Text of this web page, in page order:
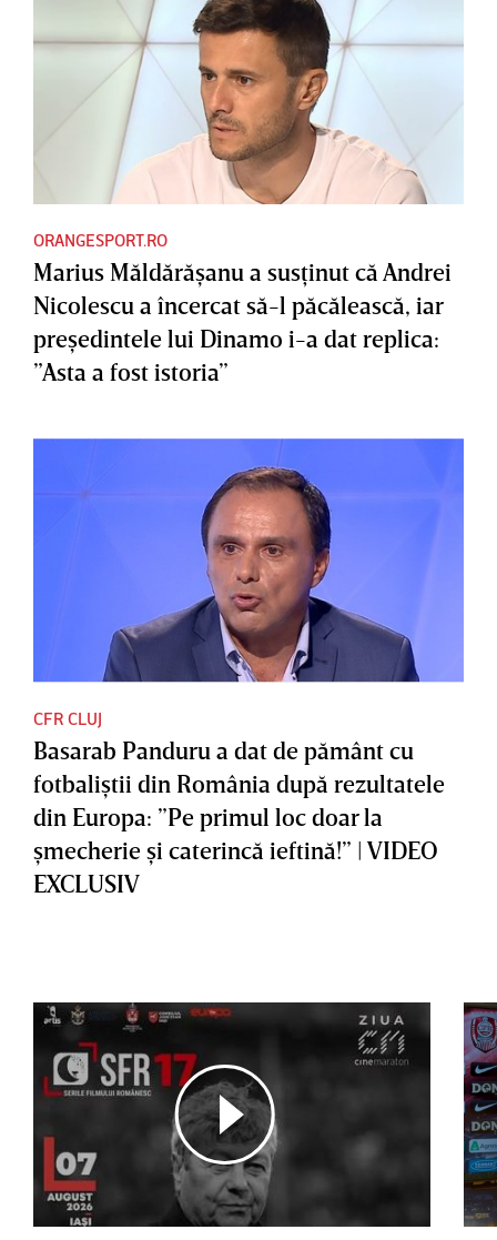
ORANGESPORT.RO
Marius Măldărăşanu a susţinut că Andrei
Nicolescu a încercat să-l păcălească, iar
preşedintele lui Dinamo i-a dat replica:
”Asta a fost istoria”
CFR CLUJ
Basarab Panduru a dat de pământ cu
fotbaliştii din România după rezultatele
din Europa: ”Pe primul loc doar la
şmecherie şi caterincă ieftină!” | VIDEO
EXCLUSIV